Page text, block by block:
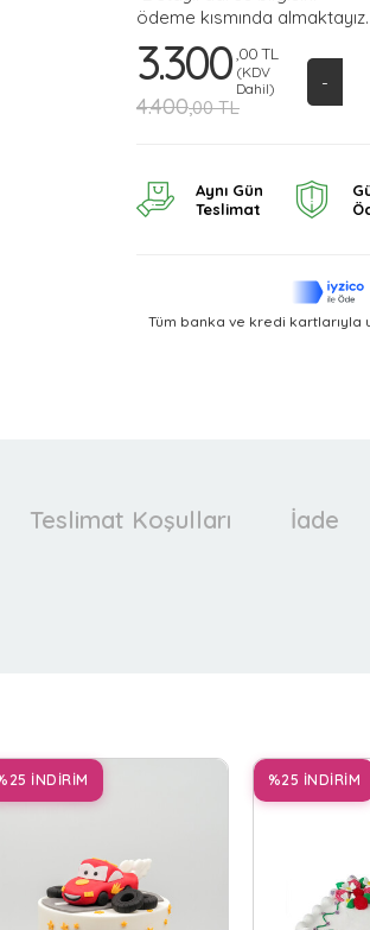
ödeme kısmında almaktayız.
3.300 ,00 TL
(KDV
Dahil)
4.400,00 TL
-
Aynı Gün
Teslimat
Tüm banka ve kredi kartlarıyla
Teslimat Koşulları İade
İNDİRİM %25 İNDİRİM